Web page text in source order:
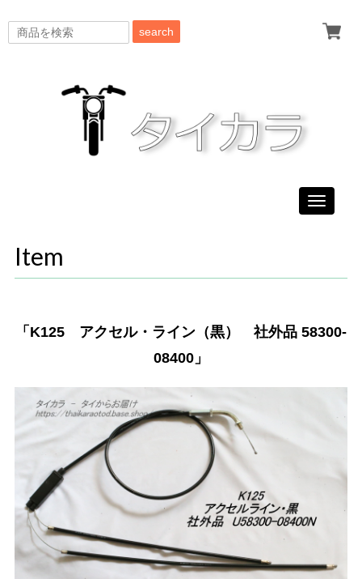
search
Toggle
Item
「K125 アクセル・ライン（黒） 社外品 58300-
08400」